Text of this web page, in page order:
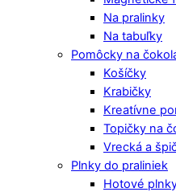
Na pralinky
Na tabuľky
Pomôcky na
Košíčky
Krabičky
Kreatívne
Topičky na
Vrecká a
Plnky do praliniek
Hotové